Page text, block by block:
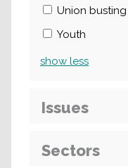
Union busting
Youth
show less
Issues
Sectors